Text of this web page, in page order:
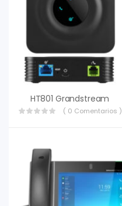
HT801 Grandstream
( 0 Comentarios )